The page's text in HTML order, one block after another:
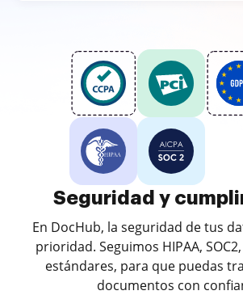
Seguridad y
En DocHub, la seguridad de tus
prioridad. Seguimos HIPAA,
estándares, para que puedas
documentos con